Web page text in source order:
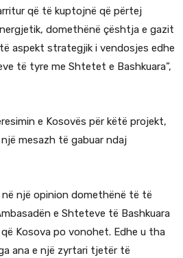
që të kuptojnë që përtej
domethënë çështja e gazit
aspekt strategjik i vendosjes edhe
të tyre me Shtetet e Bashkuara”,
e Kosovës për këtë projekt,
mesazh të gabuar ndaj
në një opinion domethënë të të
e Shteteve të Bashkuara
Kosova po vonohet. Edhe u tha
ana e një zyrtari tjetër të